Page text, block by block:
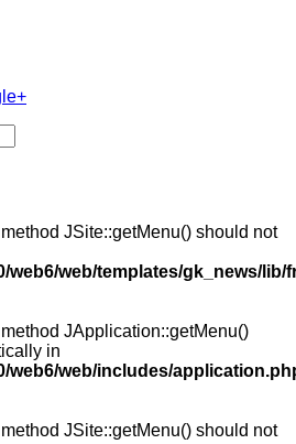
JSite::getMenu() should not
web6/web/templates/gk_news/
JApplication::getMenu()
in
web6/web/includes/
JSite::getMenu() should not